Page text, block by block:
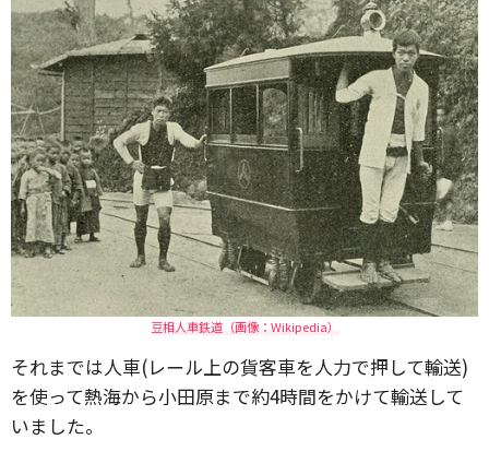
豆相人車鉄道（画像：Wikipedia）
それまでは人車(レール上の貨客車を人力で押して輸送)
を使って熱海から小田原まで約4時間をかけて輸送して
いました。